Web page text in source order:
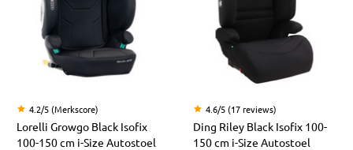
4.2/5 (Merkscore)
Lorelli Growgo Black Isofix
100-150 cm i-Size Autostoel
4.6/5 (17 reviews)
Ding Riley Black Isofix 100-
150 cm i-Size Autostoel